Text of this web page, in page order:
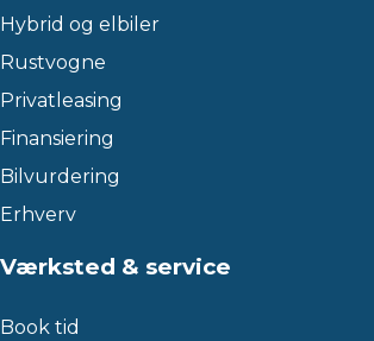
Hybrid og elbiler
Rustvogne
Privatleasing
Finansiering
Bilvurdering
Erhverv
Værksted & service
Book tid